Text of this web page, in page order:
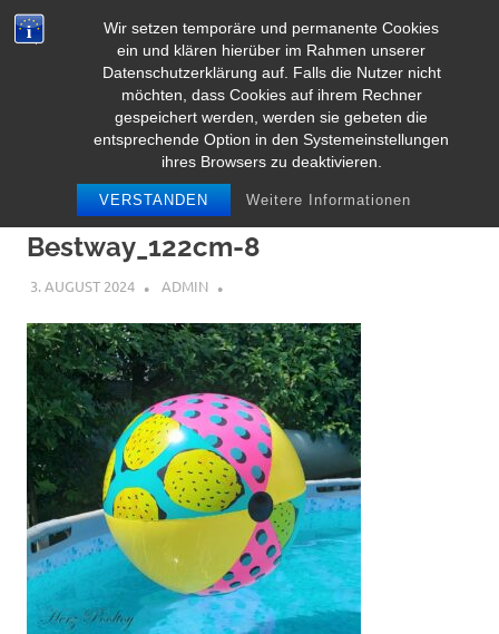
Wir setzen temporäre und permanente Cookies
ein und klären hierüber im Rahmen unserer
Datenschutzerklärung auf. Falls die Nutzer nicht
möchten, dass Cookies auf ihrem Rechner
gespeichert werden, werden sie gebeten die
entsprechende Option in den Systemeinstellungen
ihres Browsers zu deaktivieren.
VERSTANDEN Weitere Informationen
Zum
InhaltHerz Pooltoy
Bestway_122cm-8
3. AUGUST 2024 ADMIN